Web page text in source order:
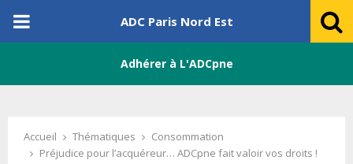
PRIMARY
ADC Paris Nord Est
Adhérer à L'ADCpne
Accueil Thématiques
Consommation
Préjudice pour l’acquéreur… ADCpne fait valoir vos droits !